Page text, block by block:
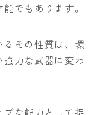
でもあります。
その性質は、環
力な武器に変わ
な能力として捉